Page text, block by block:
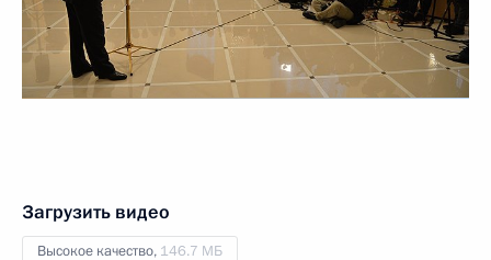
Загрузить видео
Высокое качество, 146.7 МБ